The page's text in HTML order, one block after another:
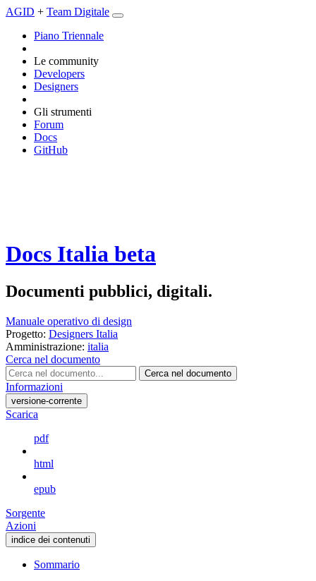
AGID + Team Digitale
Piano Triennale
Le community
Developers
Designers
Gli strumenti
Forum
Docs
GitHub
Docs Italia beta
Documenti pubblici, digitali.
Manuale operativo di design
Progetto: Designers Italia
Amministrazione: italia
Cerca nel documento
Cerca nel documento
Informazioni
versione-corrente
Scarica
pdf
html
epub
Sorgente
Azioni
indice dei contenuti
Sommario